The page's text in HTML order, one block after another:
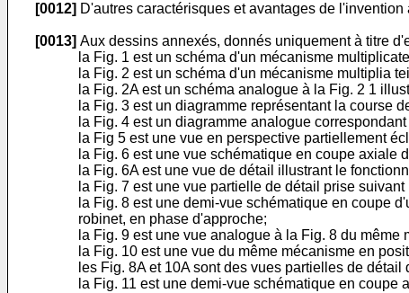
[0012] D'autres caractérisques et avantages de
[0013] Aux dessins annexés, donnés uniquement à titre
la Fig. 1 est un schéma d'un mécanisme
la Fig. 2 est un schéma d'un mécanisme multiplia
la Fig. 2A est un schéma analogue à la Fig. 2 1
la Fig. 3 est un diagramme représentant la course
la Fig. 4 est un diagramme analogue
la Fig 5 est une vue en perspective partiellement
la Fig. 6 est une vue schématique en coupe
la Fig. 6A est une vue de détail illustrant le
la Fig. 7 est une vue partielle de détail prise
la Fig. 8 est une demi-vue schématique en coupe
robinet, en phase d'approche;
la Fig. 9 est une vue analogue à la Fig. 8 du
la Fig. 10 est une vue du même mécanisme en
les Fig. 8A et 10A sont des vues partielles de
la Fig. 11 est une demi-vue schématique en